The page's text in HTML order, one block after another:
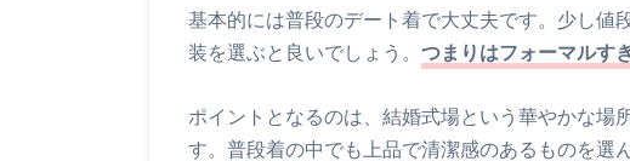
基本的には普段のデート着で大丈夫です。少し値
装を選ぶと良いでしょう。 つまりはフォーマルす
ポイントとなるのは、結婚式場という華やかな場
す。普段着の中でも上品で清潔感のあるものを選